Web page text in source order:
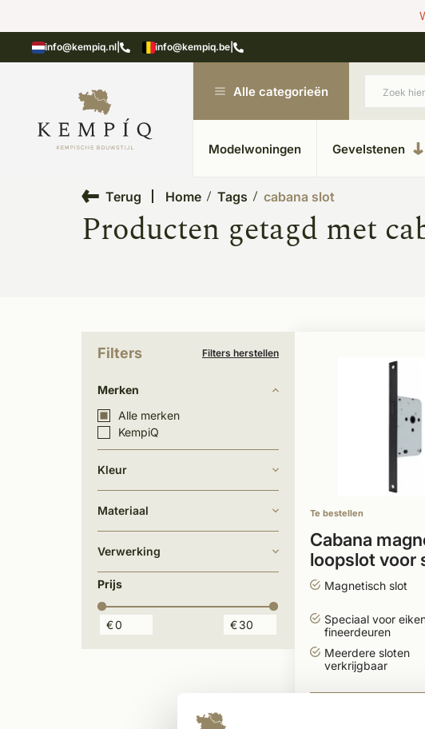
info@kempiq.nl info@kempiq.be
in Kesteren Unieke materialen in kempische bouwstijl
Alle categorieën
Modelwoningen Gevelstenen
Terug Home Tags cabana slot
Producten getagd met
Filters Filters herstellen
Merken
Alle merken
KempiQ
Kleur
Materiaal
Verwerking
Prijs
€ €
Te bestellen
Cabana
loopslot voor
deur Zwart /
Magnetisch slot
Speciaal voor
fineerdeuren
Meerdere sloten
verkrijgbaar